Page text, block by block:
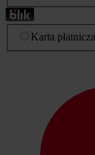
Karta płatnicza